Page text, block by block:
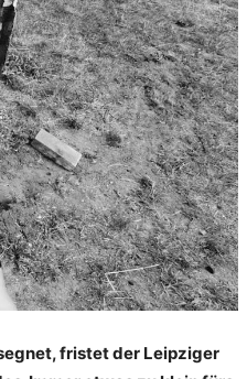
fristet der Leipziger